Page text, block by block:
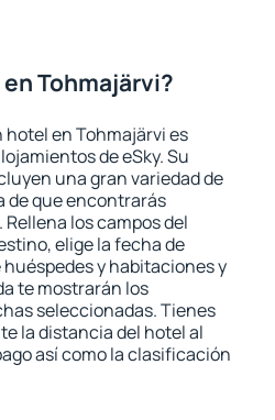
Tohmajärvi?
en Tohmajärvi es
de eSky. Su
una gran variedad de
de que encontrarás
los campos del
elige la fecha de
y habitaciones y
te mostrarán los
seleccionadas. Tienes
la distancia del hotel al
así como la clasificación